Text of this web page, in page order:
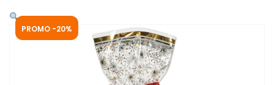
PROMO -20%